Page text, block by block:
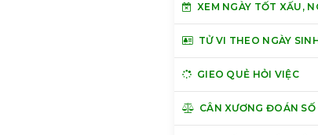
XEM NGÀY TỐT XẤU,
TỬ VI THEO NGÀY
GIEO QUẺ HỎI VIỆC
CÂN XƯƠNG ĐOÁN SỐ